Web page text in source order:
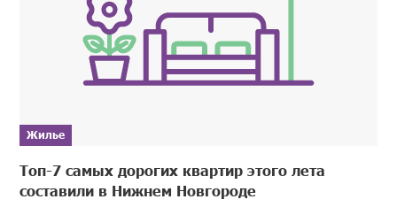
Жилье
Топ-7 самых дорогих квартир этого лета
составили в Нижнем Новгороде